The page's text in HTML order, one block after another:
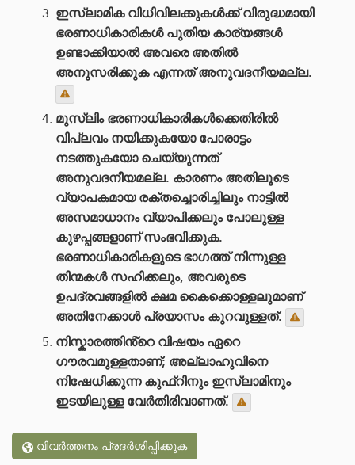
ഇസ്‌ലാമിക വിധിവിലക്കുകൾക്ക് വിരുദ്ധമായി
ഭരണാധികാരികൾ പുതിയ കാര്യങ്ങൾ
ഉണ്ടാക്കിയാൽ അവരെ അതിൽ
അനുസരിക്കുക എന്നത് അനുവദനീയമല്ല.
മുസ്‌ലിം ഭരണാധികാരികൾക്കെതിരിൽ
വിപ്ലവം നയിക്കുകയോ പോരാട്ടം
നടത്തുകയോ ചെയ്യുന്നത്
അനുവദനീയമല്ല. കാരണം അതിലൂടെ
വ്യാപകമായ രക്തച്ചൊരിച്ചിലും നാട്ടിൽ
അസമാധാനം വ്യാപിക്കലും പോലുള്ള
കുഴപ്പങ്ങളാണ് സംഭവിക്കുക.
ഭരണാധികാരികളുടെ ഭാഗത്ത് നിന്നുള്ള
തിന്മകൾ സഹിക്കലും, അവരുടെ
ഉപദ്രവങ്ങളിൽ ക്ഷമ കൈക്കൊള്ളലുമാണ്
അതിനേക്കാൾ പ്രയാസം കുറവുള്ളത്.
നിസ്കാരത്തിൻ്റെ വിഷയം ഏറെ
ഗൗരവമുള്ളതാണ്; അല്ലാഹുവിനെ
നിഷേധിക്കുന്ന കുഫ്റിനും ഇസ്‌ലാമിനും
ഇടയിലുള്ള വേർതിരിവാണത്.
വിവർത്തനം പ്രദർശിപ്പിക്കുക